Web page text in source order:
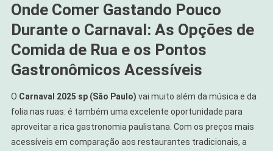
Onde Comer Gastando Pouco
Durante o Carnaval: As Opções de
Comida de Rua e os Pontos
Gastronômicos Acessíveis
O Carnaval 2025 sp (São Paulo) vai muito além da música e da
folia nas ruas: é também uma excelente oportunidade para
aproveitar a rica gastronomia paulistana. Com os preços mais
acessíveis em comparação aos restaurantes tradicionais, a